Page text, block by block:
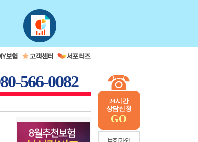
24시간
상담신청
GO
566-0082